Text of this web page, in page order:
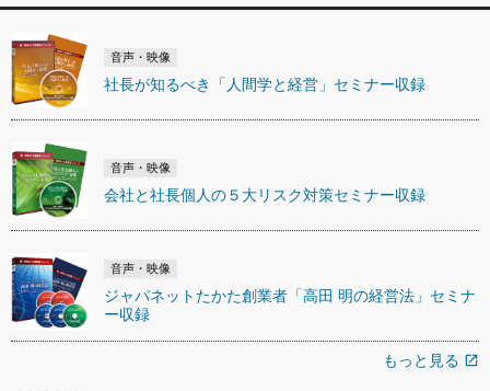
音声・映像
社長が知るべき「人間学と経営」セミナー収録
音声・映像
会社と社長個人の５大リスク対策セミナー収録
音声・映像
ジャパネットたかた創業者「高田 明の経営法」セミナ
ー収録
もっと見る open_in_new